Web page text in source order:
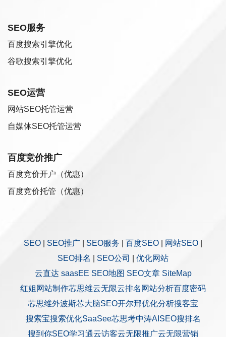
SEO服务
百度搜索引擎优化
谷歌搜索引擎优化
SEO运营
网站SEO托管运营
自媒体SEO托管运营
百度竞价推广
百度竞价开户（优惠）
百度竞价托管（优惠）
SEO SEO推广 SEO服务 百度SEO 网站SEO
SEO排名
SEO公司
优化网站
云直达 saasEE SEO地图 SEO文章 SiteMap
红姐网站制作芯思维云无限云排名 网站分析百度密码
芯思维外波斯芯大脑SEO开尔邢优化分析搜客宝
搜索宝搜索优化SaaSee芯思考中涛AISEO搜排名
搜到你SEO学习通云访客云无限推广云无限营销